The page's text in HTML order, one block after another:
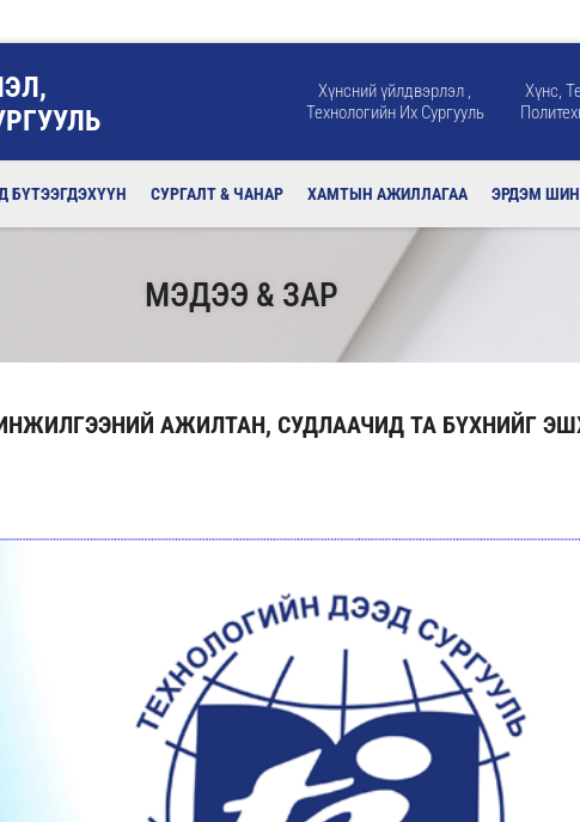
Хүнсний үйлдвэрлэл ,
Технологийн Их Сургууль
Хүнс,
БҮТЭЭГДЭХҮҮН СУРГАЛТ & ЧАНАР ХАМТЫН АЖИЛЛАГАА ЭРДЭМ
МЭДЭЭ & ЗАР
АЖИЛТАН, СУДЛААЧИД ТА БҮХНИЙГ